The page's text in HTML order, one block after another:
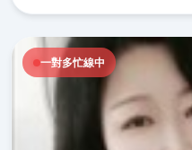
一對多忙線中